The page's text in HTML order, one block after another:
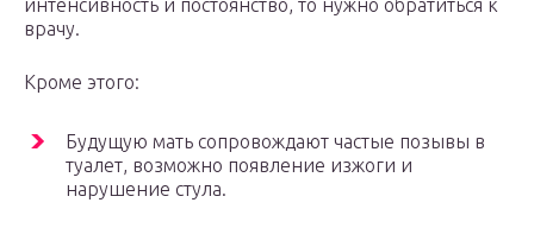
интенсивность и постоянство, то нужно обратиться к
врачу.
Кроме этого:
Будущую мать сопровождают частые позывы в
туалет, возможно появление изжоги и
нарушение стула.